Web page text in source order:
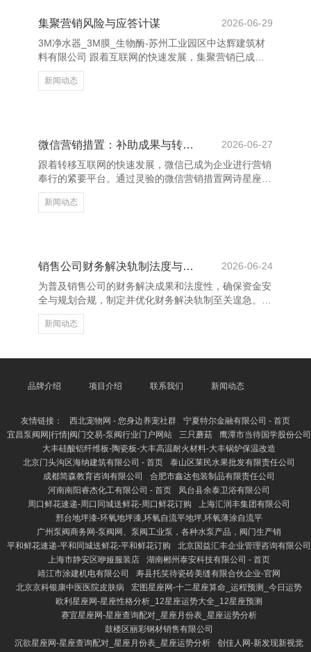
新生果，既能提供豪阔的能量，又不会摄入过多油脂。
午餐提议以糙米、鸡胸肉或鱼类为主，搭配大批蔬菜，
既饱腹又低热量。晚餐则可聘任豆腐汤、蒸蔬菜和一丝
杂粮，幸免浓重食
集聚营销风险与应答计谋
2026-06-29
3M净水器_3M膜_生物酶-苏州工业园区中达辉建筑材
料有限公司 跟着互联网的快速发展，集聚营销已成为
企业执行居品和奇迹的膺惩技能。然而，在享受其高效
浅易的同期，企业也面对着诸多风险。 最初，集聚信
放不当可能形成资源糜费，以致激勉法律风险。 为有
用应答这些风险，企业应选拔以下计谋：一是加强舆情
监控，实时发现并科罚负面信息；二是爱好数据安全，
选拔加密时期保
新闻动态
微信营销措置：补助成果与转念率的要津
2026-06-27
跟着转移互联网的快速发展，微信已成为企业进行营销
奉行的紧要平台。通过灵验的微信营销措置网诗星座
网-十二星座配对_今日运势_星座运程，企业不仅能补
助品牌曝光度，还能权臣提高用户转念率。 领先，微
助数据分析器具，企业大要及时掌持用户行径，优化本
色计谋，补助营销成果。 其次，邃密的客户关系措置
是补助转念率的要津。微信的私域流量运营，使企业大
要与用户树立长期安
新闻动态
销售公司财务解决轨制法度与优化有筹办
2026-06-24
为普及销售公司的财务解决成果和法度性，确保资金安
全与规划合规，制定并优化财务解决轨制至关遑急。最
初，应建树完善的财务核算体系，明确收入、资本、用
度的分类与核算圭臬，确保财务数据真确、准确。 其
险公司钞票安全。 此外，股东财务信息化缔造，引入
合规意志，确保轨制有
新闻动态
品牌介绍 项目介绍 联系我们 新闻动态
友情链接： 西北宠物网 - 您身边养宠社群
宁夏特尔金融有限公司 - 首页
宜昌泵阀网|行情|阀门交易-泵阀行业门户网站
三只蘑菇
鹰潭市当待国学股份公司
大丰硅酸铝纤维板-陶瓷板-大丰高温耐火材料-大丰锅炉保温改造
北京门头沟区海纳建筑有限公司 - 首页
泰山区莱民水果批发有限责任公司
成都简森教育咨询有限公司
合肥市鑫达包装制品有限责任公司
河南南阳睿杰化工有限公司 - 首页
凤台县余泰卫浴有限公司
周口鲜花速递-周口同城送鲜花-周口鲜花订购
上海汇润丰集团有限公司
邢台地坪漆-环氧地坪漆,环氧自流平地坪,环氧薄涂自流平
广州泵阀商务网-泵阀网、泵阀工业泵，各种水泵产品，阀门生产销
平和鲜花速递-平和同城送鲜花-平和鲜花订购
北京国益汇丰企业管理咨询有限公司
上海市静安区咿娅服装店
湖南郴州泰安科技有限公司 - 首页
靖江市涂建机电有限公司
寿县托笑待瓷砖美缝有限合伙企业-官网
北京京科银康中医医院皮肤病
宏图星座网-十二星座算命_运程预测_今日运势
欧利星座网-星座性格分析_12星座运势大全_12星座预测
赛宜星座网-星座查询配对_星座月份表_星座运势分析
鼓楼区丽彩钢材销售有限公司
沉欲星座网-星座查询配对_星座月份表_星座运势分析
创佳人网-新发现新视觉